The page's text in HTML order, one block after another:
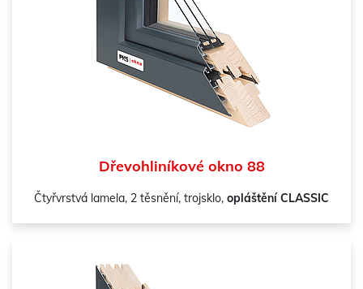
Dřevohliníkové okno 88
Čtyřvrstvá lamela, 2 těsnění, trojsklo, opláštění CLASSIC